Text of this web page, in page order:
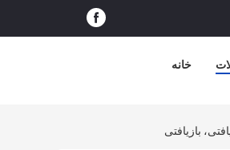
خانه